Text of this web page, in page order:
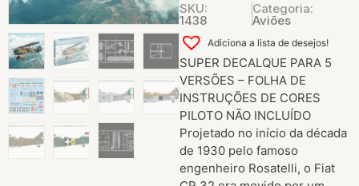
SKU:
1438
Categoria:
Aviões
Adiciona a lista de desejos!
SUPER DECALQUE PARA 5
VERSÕES – FOLHA DE
INSTRUÇÕES DE CORES
PILOTO NÃO INCLUÍDO
Projetado no início da década
de 1930 pelo famoso
engenheiro Rosatelli, o Fiat